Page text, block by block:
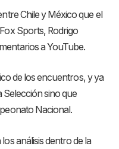
Chile y México que el
Sports, Rodrigo
a YouTube.
de los encuentros, y ya
Selección sino que
Nacional.
análisis dentro de la